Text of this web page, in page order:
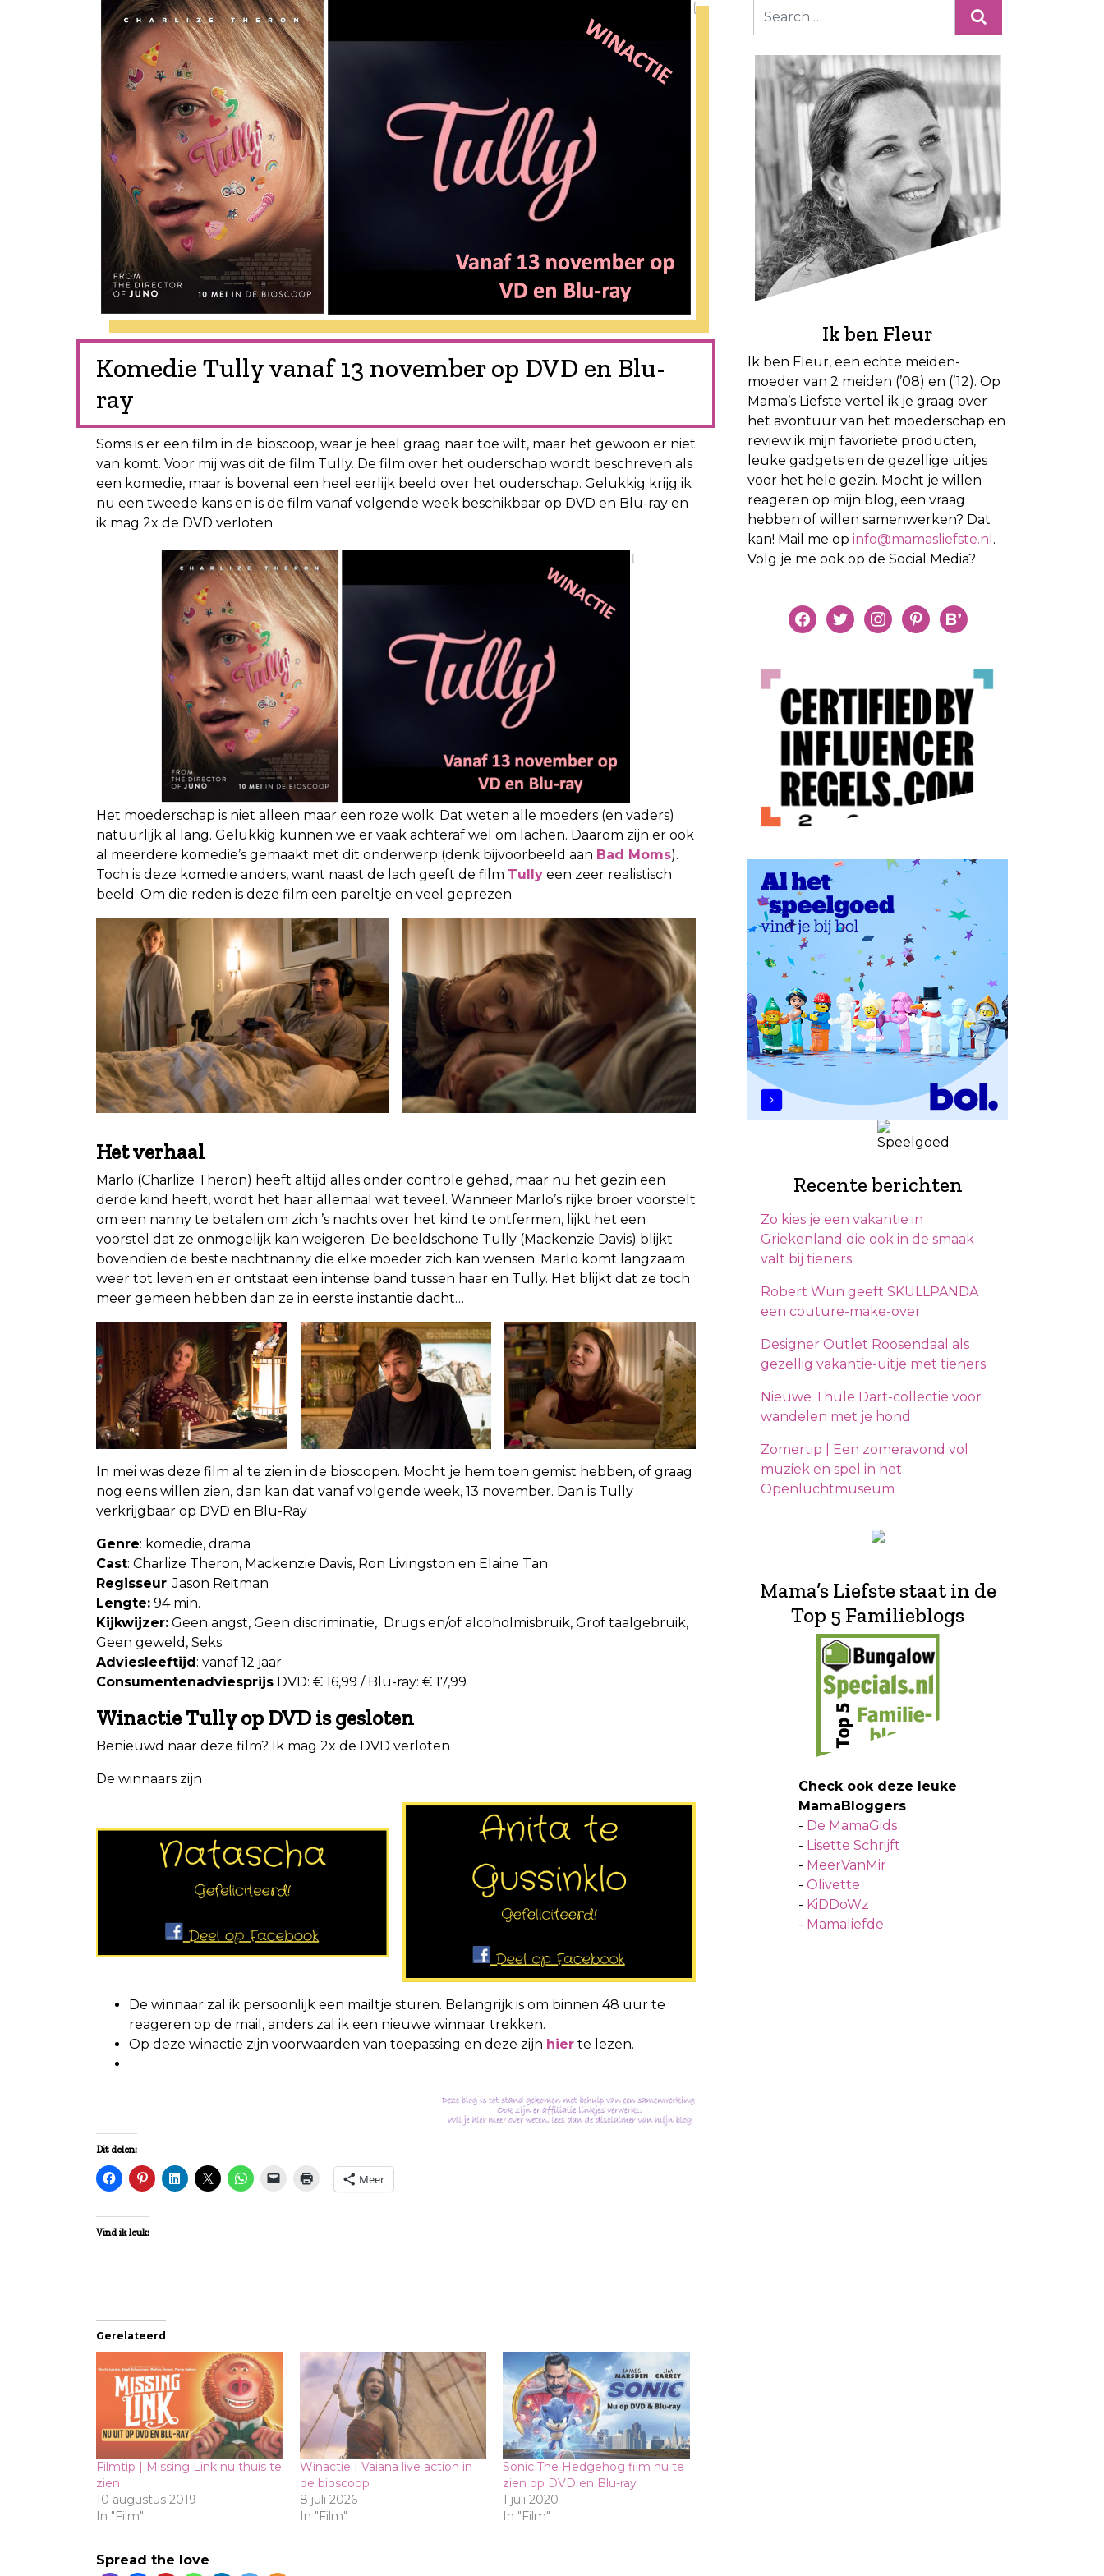
Komedie Tully vanaf 13 november op DVD en Blu-
ray
Soms is er een film in de bioscoop, waar je heel graag naar toe wilt, maar het gewoon er niet
van komt. Voor mij was dit de film Tully. De film over het ouderschap wordt beschreven als
een komedie, maar is bovenal een heel eerlijk beeld over het ouderschap. Gelukkig krijg ik
nu een tweede kans en is de film vanaf volgende week beschikbaar op DVD en Blu-ray en
ik mag 2x de DVD verloten.
Het moederschap is niet alleen maar een roze wolk. Dat weten alle moeders (en vaders)
natuurlijk al lang. Gelukkig kunnen we er vaak achteraf wel om lachen. Daarom zijn er ook
al meerdere komedie’s gemaakt met dit onderwerp (denk bijvoorbeeld aan Bad Moms).
Toch is deze komedie anders, want naast de lach geeft de film Tully een zeer realistisch
beeld. Om die reden is deze film een pareltje en veel geprezen
Het verhaal
Marlo (Charlize Theron) heeft altijd alles onder controle gehad, maar nu het gezin een
derde kind heeft, wordt het haar allemaal wat teveel. Wanneer Marlo’s rijke broer voorstelt
om een nanny te betalen om zich ’s nachts over het kind te ontfermen, lijkt het een
voorstel dat ze onmogelijk kan weigeren. De beeldschone Tully (Mackenzie Davis) blijkt
bovendien de beste nachtnanny die elke moeder zich kan wensen. Marlo komt langzaam
weer tot leven en er ontstaat een intense band tussen haar en Tully. Het blijkt dat ze toch
meer gemeen hebben dan ze in eerste instantie dacht…
In mei was deze film al te zien in de bioscopen. Mocht je hem toen gemist hebben, of graag
nog eens willen zien, dan kan dat vanaf volgende week, 13 november. Dan is Tully
verkrijgbaar op DVD en Blu-Ray
Genre: komedie, drama
Cast: Charlize Theron, Mackenzie Davis, Ron Livingston en Elaine Tan
Regisseur: Jason Reitman
Lengte: 94 min.
Kijkwijzer: Geen angst, Geen discriminatie, Drugs en/of alcoholmisbruik, Grof taalgebruik,
Geen geweld, Seks
Adviesleeftijd : vanaf 12 jaar
Consumentenadviesprijs DVD: € 16,99 / Blu-ray: € 17,99
Winactie Tully op DVD is gesloten
Benieuwd naar deze film? Ik mag 2x de DVD verloten
De winnaars zijn
De winnaar zal ik persoonlijk een mailtje sturen. Belangrijk is om binnen 48 uur te
reageren op de mail, anders zal ik een nieuwe winnaar trekken.
Op deze winactie zijn voorwaarden van toepassing en deze zijn hier te lezen.
Dit delen:
Meer
Vind ik leuk:
Gerelateerd
Filmtip | Missing Link nu thuis te
zien
10 augustus 2019
In "Film"
Winactie | Vaiana live action in
de bioscoop
8 juli 2026
In "Film"
Sonic The Hedgehog film nu te
zien op DVD en Blu-ray
1 juli 2020
In "Film"
Spread the love
Ik ben Fleur
Ik ben Fleur, een echte meiden-
moeder van 2 meiden (’08) en (’12). Op
Mama’s Liefste vertel ik je graag over
het avontuur van het moederschap en
review ik mijn favoriete producten,
leuke gadgets en de gezellige uitjes
voor het hele gezin. Mocht je willen
reageren op mijn blog, een vraag
hebben of willen samenwerken? Dat
kan! Mail me op info@mamasliefste.nl .
Volg je me ook op de Social Media?
facebooktwitterinstagrampinterestbloglovin
Recente berichten
Zo kies je een vakantie in
Griekenland die ook in de smaak
valt bij tieners
Robert Wun geeft SKULLPANDA
een couture-make-over
Designer Outlet Roosendaal als
gezellig vakantie-uitje met tieners
Nieuwe Thule Dart-collectie voor
wandelen met je hond
Zomertip | Een zomeravond vol
muziek en spel in het
Openluchtmuseum
Mama’s Liefste staat in de
Top 5 Familieblogs
Check ook deze leuke
MamaBloggers
- De MamaGids
- Lisette Schrijft
- MeerVanMir
- Olivette
- KiDDoWz
- Mamaliefde